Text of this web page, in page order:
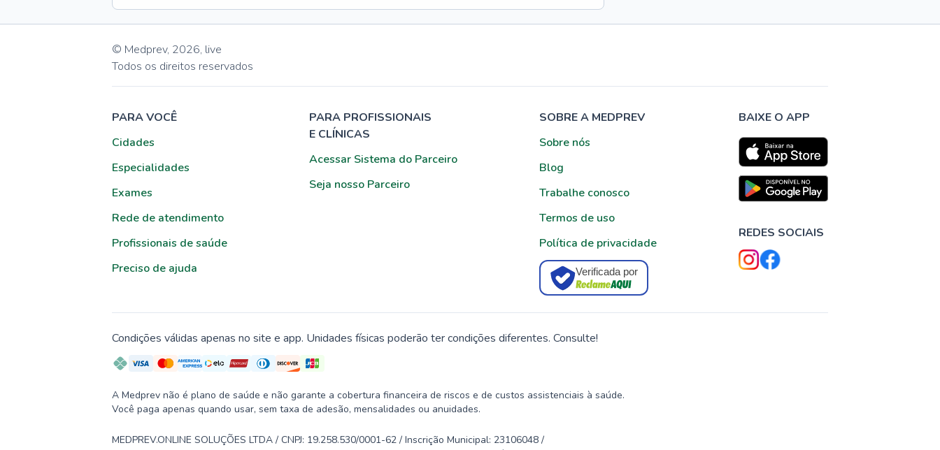
© Medprev, 2026, live
Todos os direitos reservados
PARA VOCÊ
Cidades
Especialidades
Exames
Rede de atendimento
Profissionais de saúde
Preciso de ajuda
PARA PROFISSIONAIS
E CLÍNICAS
Acessar Sistema do Parceiro
Seja nosso Parceiro
SOBRE A MEDPREV
Sobre nós
Blog
Trabalhe conosco
Termos de uso
Política de privacidade
Verificada por
BAIXE O APP
REDES SOCIAIS
Condições válidas apenas no site e app. Unidades físicas poderão ter condições diferentes. Consulte!
A Medprev não é plano de saúde e não garante a cobertura financeira de riscos e de custos assistenciais à saúde.
Você paga apenas quando usar, sem taxa de adesão, mensalidades ou anuidades.
MEDPREV.ONLINE SOLUÇÕES LTDA / CNPJ: 19.258.530/0001-62 / Inscrição Municipal: 23106048 /